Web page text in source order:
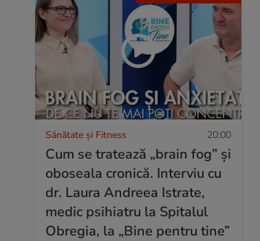
Sănătate și Fitness 20:00
Cum se tratează „brain fog” și
oboseala cronică. Interviu cu
dr. Laura Andreea Istrate,
medic psihiatru la Spitalul
Obregia, la „Bine pentru tine”